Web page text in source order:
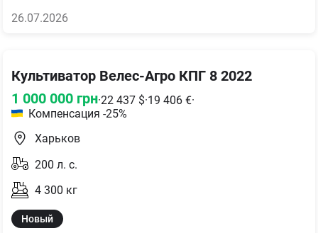
26.07.2026
Культиватор Велес-Агро КПГ 8 2022
1 000 000 грн·22 437 $·19 406 €·
Компенсация -25%
Харьков
200 л. с.
4 300 кг
Новый